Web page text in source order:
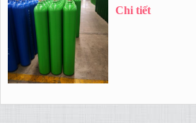
Chi tiết